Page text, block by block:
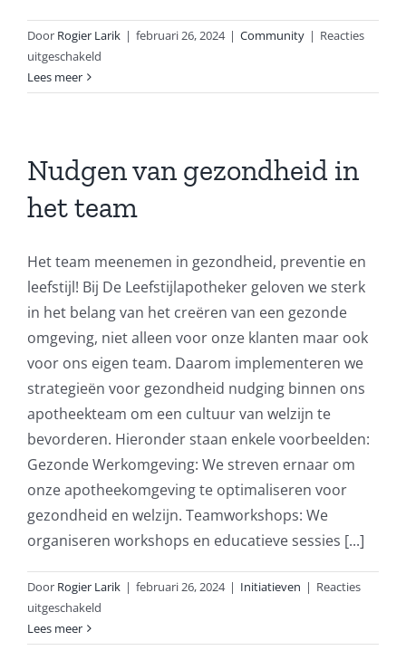
Door Rogier Larik | februari 26, 2024 | Community | Reacties
uitgeschakeld
van
team
Lees meer
Nudgen van gezondheid in
het team
Het team meenemen in gezondheid, preventie en
leefstijl! Bij De Leefstijlapotheker geloven we sterk
in het belang van het creëren van een gezonde
omgeving, niet alleen voor onze klanten maar ook
voor ons eigen team. Daarom implementeren we
strategieën voor gezondheid nudging binnen ons
apotheekteam om een cultuur van welzijn te
bevorderen. Hieronder staan enkele voorbeelden:
Gezonde Werkomgeving: We streven ernaar om
onze apotheekomgeving te optimaliseren voor
gezondheid en welzijn. Teamworkshops: We
organiseren workshops en educatieve sessies [...]
Door Rogier Larik | februari 26, 2024 | Initiatieven | Reacties
uitgeschakeld
van
Lees meer